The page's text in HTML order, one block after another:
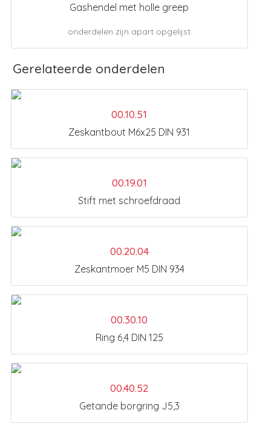
Gashendel met holle greep
onderdelen zijn apart opgelijst
Gerelateerde onderdelen
00.10.51
Zeskantbout M6x25 DIN 931
00.19.01
Stift met schroefdraad
00.20.04
Zeskantmoer M5 DIN 934
00.30.10
Ring 6,4 DIN 125
00.40.52
Getande borgring J5,3